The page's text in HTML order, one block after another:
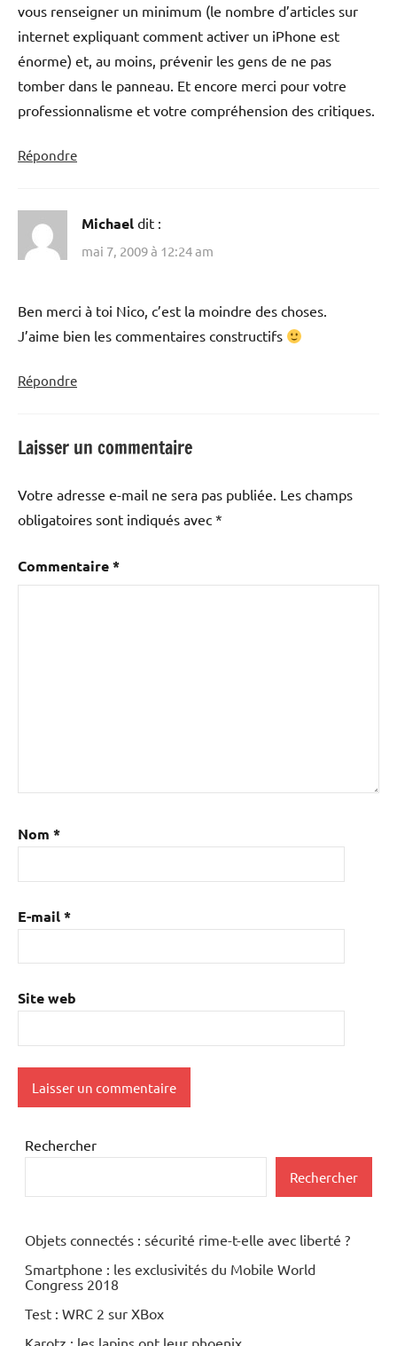
vous renseigner un minimum (le nombre d’articles sur
internet expliquant comment activer un iPhone est
énorme) et, au moins, prévenir les gens de ne pas
tomber dans le panneau. Et encore merci pour votre
professionnalisme et votre compréhension des critiques.
Répondre
Michael dit :
mai 7, 2009 à 12:24 am
Ben merci à toi Nico, c’est la moindre des choses.
J’aime bien les commentaires constructifs
Répondre
Laisser un commentaire
Votre adresse e-mail ne sera pas publiée. Les champs
obligatoires sont indiqués avec *
Commentaire*
Nom *
E-mail*
Site web
Rechercher
Rechercher
Objets connectés : sécurité rime-t-elle avec liberté ?
Smartphone : les exclusivités du Mobile World
Congress 2018
Test : WRC 2 sur XBox